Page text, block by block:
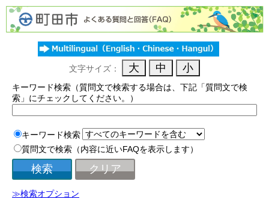
文字サイズ：
キーワード検索（質問文で検索する場合は、下記「質問文で検
索」にチェックしてください。）
キーワード検索
質問文で検索（内容に近いFAQを表示します）
≫検索オプション